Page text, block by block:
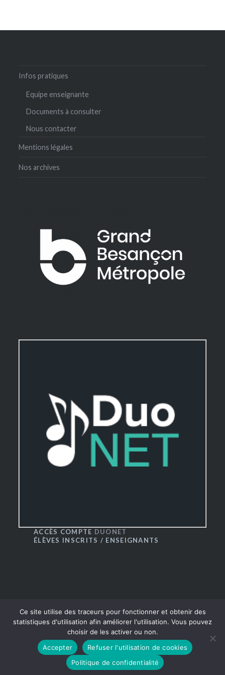
Infos pratiques
Equipe enseignante
Documents à consulter
Nous contacter
Mentions légales
Nos archives
ACCÈS COMPTE DUONET
ÉLÈVES INSCRITS / ENSEIGNANTS
® CRR du Grand Besançon 2016|Thème Dyad par
WordPress.com
Ce site utilise des traceurs pour fonctionner et obtenir des
statistiques d'utilisation afin améliorer l'utilisation. Vous pouvez
choisir de les activer ou non.
Accepter
Refuser l'utilisation de cookies
Politique de confidentialité